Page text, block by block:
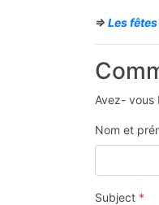
=> Les
Avez- vous
Nom et
Subject *